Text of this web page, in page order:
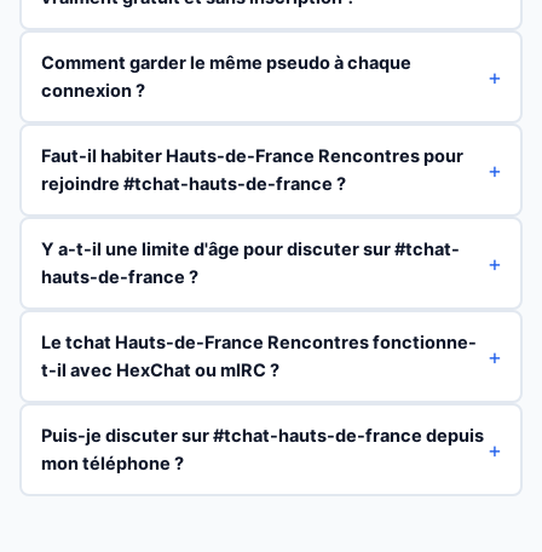
Comment garder le même pseudo à chaque
connexion ?
Faut-il habiter Hauts-de-France Rencontres pour
rejoindre #tchat-hauts-de-france ?
Y a-t-il une limite d'âge pour discuter sur #tchat-
hauts-de-france ?
Le tchat Hauts-de-France Rencontres fonctionne-
t-il avec HexChat ou mIRC ?
Puis-je discuter sur #tchat-hauts-de-france depuis
mon téléphone ?